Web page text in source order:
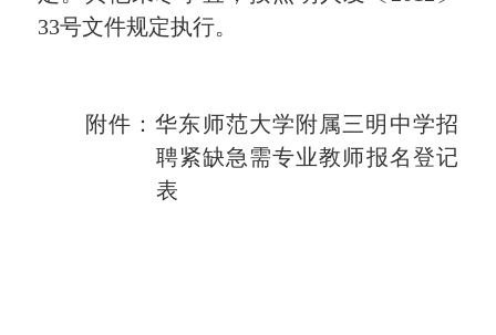
33号文件规定执行。
附件 ：华东师范大学附属三明中学招
聘紧缺急需专业教师报名登记
表